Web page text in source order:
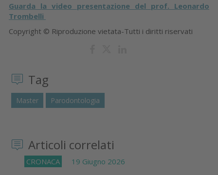
Guarda la video presentazione del prof. Leonardo
Trombelli
Copyright © Riproduzione vietata-Tutti i diritti riservati
Tag
Master Parodontologia
Articoli correlati
CRONACA 19 Giugno 2026